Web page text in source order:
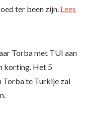
ter been zijn. Lees
Torba met TUI aan
korting. Het 5
Torba te Turkije zal